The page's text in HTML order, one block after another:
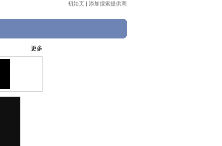
初始页 | 添加搜索提供商
更多